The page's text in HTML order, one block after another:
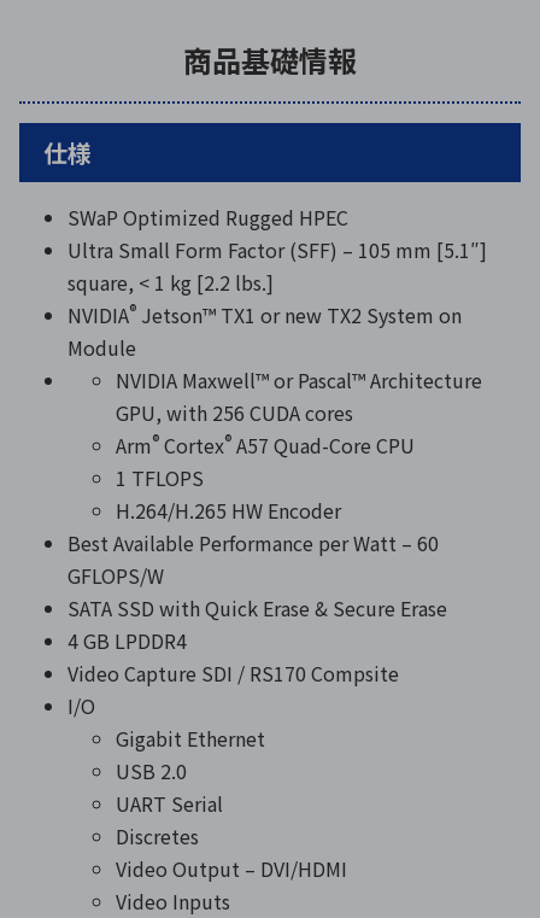
商品基礎情報
仕様
SWaP Optimized Rugged HPEC
Ultra Small Form Factor (SFF) – 105 mm [5.1″]
square, < 1 kg [2.2 lbs.]
NVIDIA® Jetson™ TX1 or new TX2 System on
Module
NVIDIA Maxwell™ or Pascal™ Architecture
GPU, with 256 CUDA cores
Arm® Cortex® A57 Quad-Core CPU
1 TFLOPS
H.264/H.265 HW Encoder
Best Available Performance per Watt – 60
GFLOPS/W
SATA SSD with Quick Erase & Secure Erase
4 GB LPDDR4
Video Capture SDI / RS170 Compsite
I/O
Gigabit Ethernet
USB 2.0
UART Serial
Discretes
Video Output – DVI/HDMI
Video Inputs